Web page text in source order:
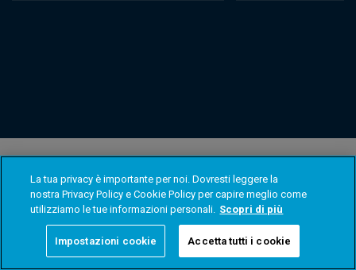
La tua privacy è importante per noi. Dovresti leggere la
nostra Privacy Policy e Cookie Policy per capire meglio come
utilizziamo le tue informazioni personali. Scopri di più
Impostazioni cookie Accetta tutti i cookie